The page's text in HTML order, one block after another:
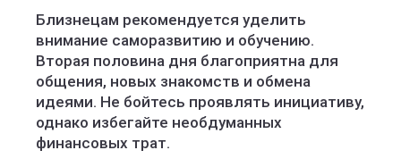
Близнецам рекомендуется уделить
внимание саморазвитию и обучению.
Вторая половина дня благоприятна для
общения, новых знакомств и обмена
идеями. Не бойтесь проявлять инициативу,
однако избегайте необдуманных
финансовых трат.